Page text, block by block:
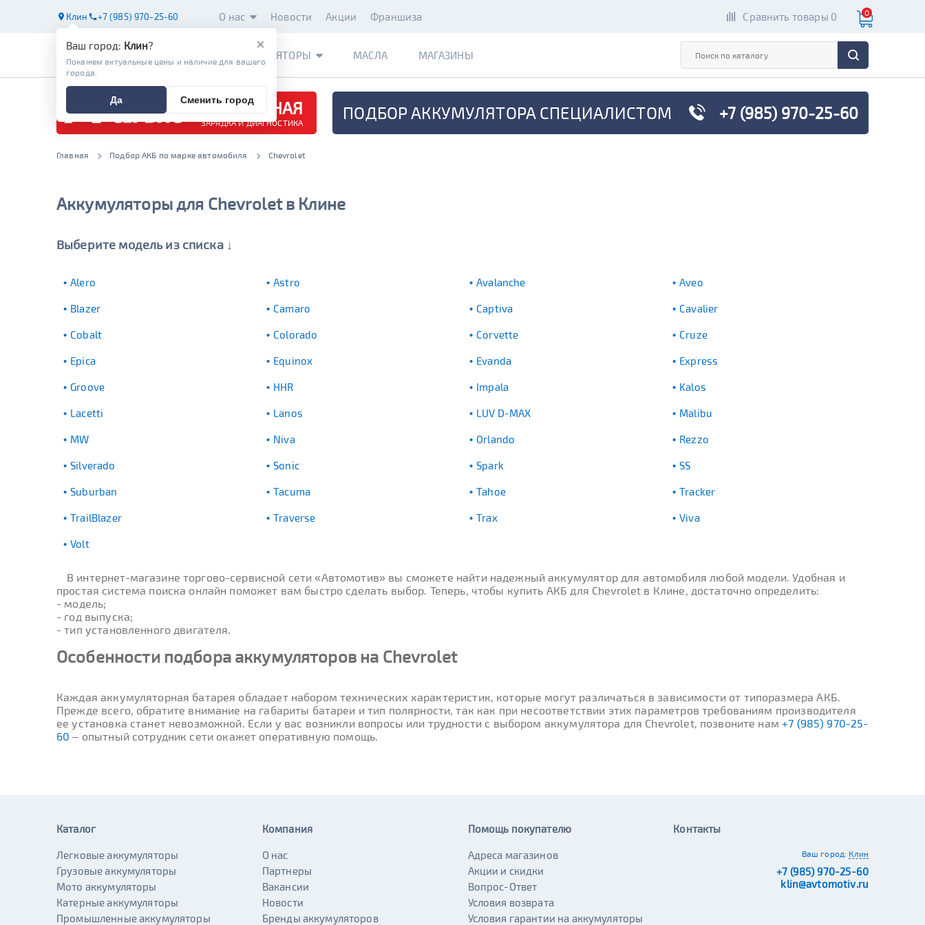
Клин +7 (985) 970-25-60 О нас Новости Акции Франшиза Сравнить товары 0 0
АККУМУЛЯТОРЫ МАСЛА МАГАЗИНЫ
БЕСПЛАТНАЯ
ЗАРЯДКА И ДИАГНОСТИКА ПОДБОР АККУМУЛЯТОРА СПЕЦИАЛИСТОМ +7 (985) 970-25-60
Главная Подбор АКБ по марке автомобиля Chevrolet
Аккумуляторы для Chevrolet в Клине
Выберите модель из списка ↓
Alero Astro Avalanche Aveo
Blazer Camaro Captiva Cavalier
Cobalt Colorado Corvette Cruze
Epica Equinox Evanda Express
Groove HHR Impala Kalos
Lacetti Lanos LUV D-MAX Malibu
MW Niva Orlando Rezzo
Silverado Sonic Spark SS
Suburban Tacuma Tahoe Tracker
TrailBlazer Traverse Trax Viva
Volt
В интернет-магазине торгово-сервисной сети «Автомотив» вы сможете найти надежный аккумулятор для автомобиля любой модели. Удобная и
простая система поиска онлайн поможет вам быстро сделать выбор. Теперь, чтобы купить АКБ для Chevrolet в Клине, достаточно определить:
- модель;
- год выпуска;
- тип установленного двигателя.
Особенности подбора аккумуляторов на Chevrolet
Каждая аккумуляторная батарея обладает набором технических характеристик, которые могут различаться в зависимости от типоразмера АКБ.
Прежде всего, обратите внимание на габариты батареи и тип полярности, так как при несоответствии этих параметров требованиям производителя
ее установка станет невозможной. Если у вас возникли вопросы или трудности с выбором аккумулятора для Chevrolet, позвоните нам+7 (985) 970-25-
60 – опытный сотрудник сети окажет оперативную помощь.
×
Ваш город: Клин?
Покажем актуальные цены и наличие для вашего
города.
Да Сменить город
Каталог
Легковые аккумуляторы
Грузовые аккумуляторы
Мото аккумуляторы
Катерные аккумуляторы
Промышленные аккумуляторы
Компания
О нас
Партнеры
Вакансии
Новости
Бренды аккумуляторов
Помощь покупателю
Адреса магазинов
Акции и скидки
Вопрос-Ответ
Условия возврата
Условия гарантии на аккумуляторы
Контакты
Ваш город: Клин
+7 (985) 970-25-60
klin@avtomotiv.ru